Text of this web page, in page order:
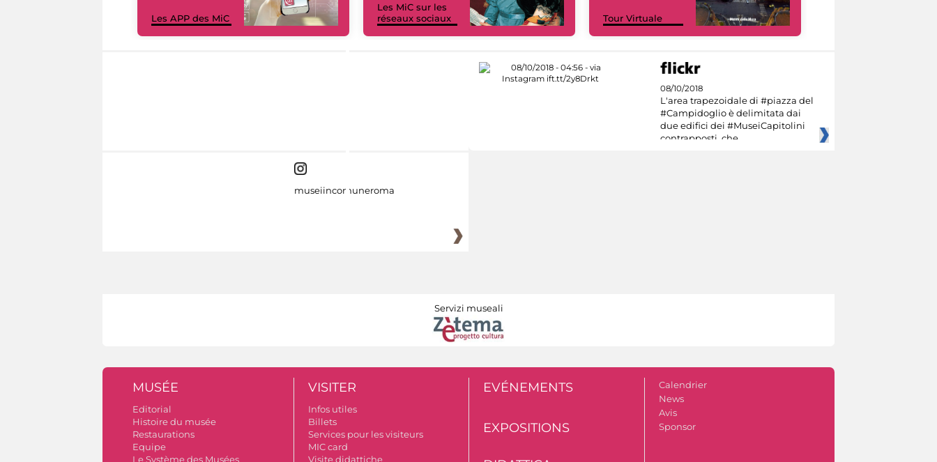
Les APP des MiC
Les MiC sur les
réseaux sociaux
Tour Virtuale
08/10/2018
L'area trapezoidale di #piazza del
#Campidoglio è delimitata dai
due edifici dei #MuseiCapitolini
contrapposti, che
museiincomuneroma
Servizi museali
MUSÉE
Editorial
Histoire du musée
Restaurations
Equipe
Le Système des Musées
VISITER
Infos utiles
Billets
Services pour les visiteurs
MIC card
Visite didattiche
EVÉNEMENTS
EXPOSITIONS
Calendrier
News
Avis
Sponsor